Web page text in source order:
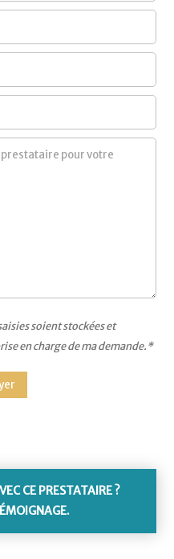
soient stockées et
en charge de ma demande.*
CE PRESTATAIRE ?